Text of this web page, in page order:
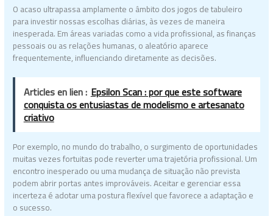
O acaso ultrapassa amplamente o âmbito dos jogos de tabuleiro
para investir nossas escolhas diárias, às vezes de maneira
inesperada. Em áreas variadas como a vida profissional, as finanças
pessoais ou as relações humanas, o aleatório aparece
frequentemente, influenciando diretamente as decisões.
Articles en lien : Epsilon Scan : por que este software
conquista os entusiastas de modelismo e artesanato
criativo
Por exemplo, no mundo do trabalho, o surgimento de oportunidades
muitas vezes fortuitas pode reverter uma trajetória profissional. Um
encontro inesperado ou uma mudança de situação não prevista
podem abrir portas antes improváveis. Aceitar e gerenciar essa
incerteza é adotar uma postura flexível que favorece a adaptação e
o sucesso.